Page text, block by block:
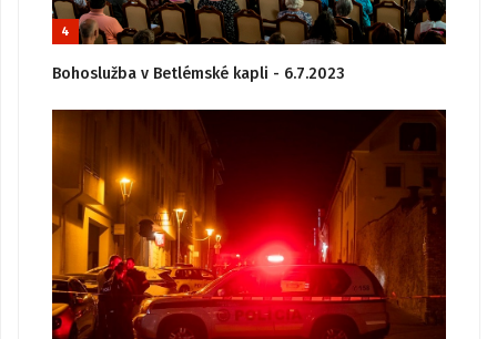
4
Bohoslužba v Betlémské kapli - 6.7.2023